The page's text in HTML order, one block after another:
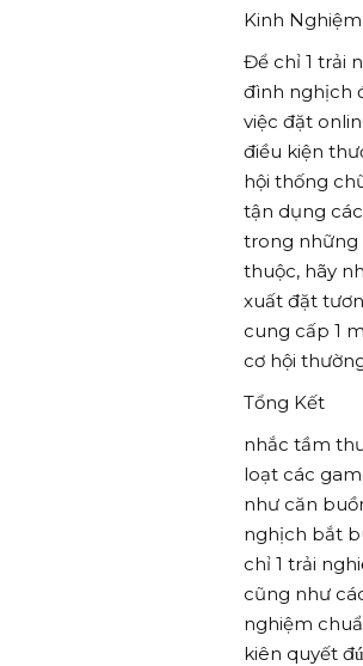
Kinh
Để chỉ 1 trải
đình nghịch
việc đặt
điều kiện
hội thống
tận dụng
trong những
thuộc, hãy
xuất đặt
cung cấp 1
cơ hội
Tổng Kết
nhắc tầm
loạt các
như căn
nghịch bắt
chỉ 1 trải
cũng như
nghiệm
kiên quyết